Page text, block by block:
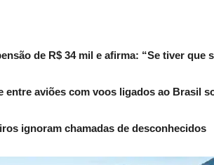
de R$ 34 mil e afirma: “Se tiver que
aviões com voos ligados ao Brasil
ignoram chamadas de desconhecidos